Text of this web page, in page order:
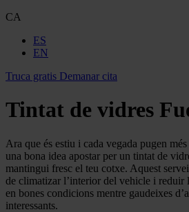
CA
ES
EN
Truca gratis Demanar cita
Tintat de vidres
Ara que és estiu i cada vegada pugen
una bona idea apostar per un tintat de
mantingui fresc el teu cotxe. Aquest
de climatizar l’interior del vehicle i reduir
en bones condicions mentre gaudeixes
interessants.